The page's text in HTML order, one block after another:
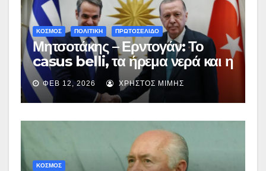
ΚΟΣΜΟΣ ΠΟΛΙΤΙΚΗ ΠΡΩΤΟΣΕΛΙΔΟ
Μητσοτάκης – Ερντογάν: Το
casus belli, τα ήρεμα νερά και η
διατήρηση θετικού κλίματος
ΦΕΒ 12, 2026 ΧΡΉΣΤΟΣ ΜΊΜΗΣ
ΚΟΣΜΟΣ